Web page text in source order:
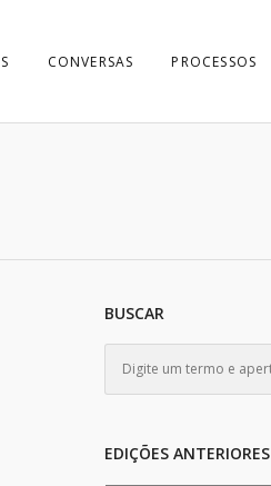
CONVERSAS PROCESSOS
BUSCAR
EDIÇÕES ANTERIORES